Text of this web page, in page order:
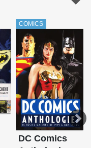
COMICS
DC Comics